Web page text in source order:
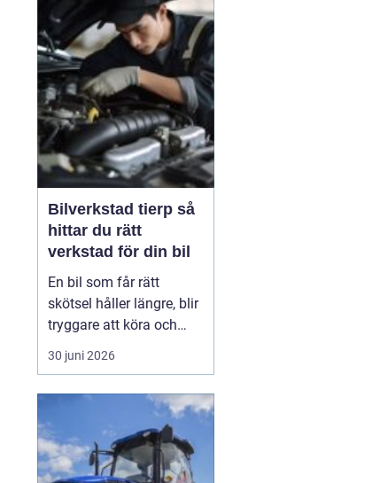
genomtänkta val och en
verkstad som kan sin
sak. För den som bor i
eller kring Ströms...
Bilverkstad tierp så
hittar du rätt
verkstad för din bil
En bil som får rätt
skötsel håller längre, blir
tryggare att köra och
kostar ofta mindre i
längden. För den som
handlar mycket om att
välja en bilverkstad som
verkligen tar ansvar
både för bilen och för
30 juni 2026